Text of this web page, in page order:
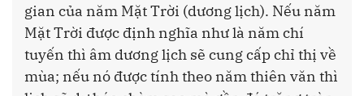
gian của năm Mặt Trời (dương lịch). Nếu năm
Mặt Trời được định nghĩa như là năm chí
tuyến thì âm dương lịch sẽ cung cấp chỉ thị về
mùa; nếu nó được tính theo năm thiên văn thì